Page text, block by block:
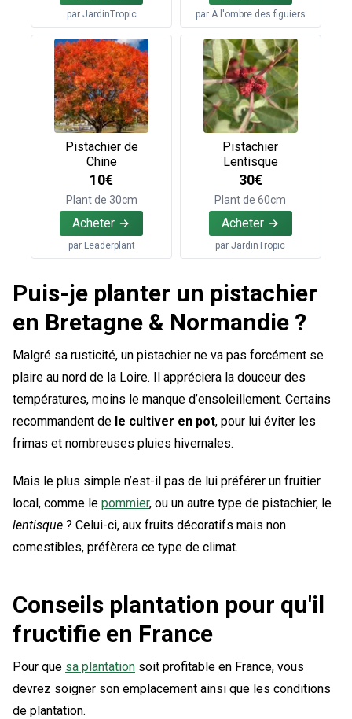
par JardinTropic par À l'ombre des figuiers
Pistachier de
Chine
10€
Plant de 30cm
Acheter
par Leaderplant
Pistachier
Lentisque
30€
Plant de 60cm
Acheter
parJardinTropic
Puis-je planter un pistachier
en Bretagne & Normandie ?
Malgré sa rusticité, un pistachier ne va pas forcément se
plaire au nord de la Loire. Il appréciera la douceur des
températures, moins le manque d’ensoleillement. Certains
recommandent de le cultiver en pot, pour lui éviter les
frimas et nombreuses pluies hivernales.
Mais le plus simple n’est-il pas de lui préférer un fruitier
local, comme le pommier, ou un autre type de pistachier, le
lentisque ? Celui-ci, aux fruits décoratifs mais non
comestibles, préfèrera ce type de climat.
Conseils plantation pour qu'il
fructifie en France
Pour que sa plantation soit profitable en France, vous
devrez soigner son emplacement ainsi que les conditions
de plantation.